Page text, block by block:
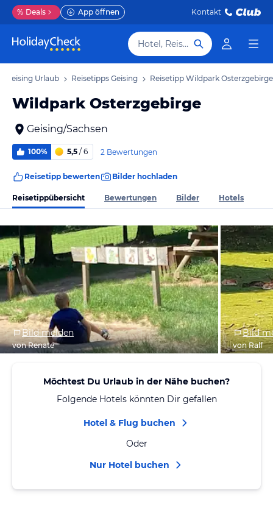
% Deals App öffnen Kontakt
Hotel, Reiseziel
Geising Urlaub Reisetipps Geising Reisetipp Wildpark Osterzgebirge
Wildpark Osterzgebirge
Geising/Sachsen
100% 5,5 / 6 2 Bewertungen
Reisetipp bewerten Bilder hochladen
Reisetippübersicht Bewertungen Bilder Hotels
Bild melden
von Renate
Bild
von Ralf
Möchtest Du Urlaub in der Nähe buchen?
Folgende Hotels könnten Dir gefallen
Hotel & Flug buchen
Oder
Nur Hotel buchen